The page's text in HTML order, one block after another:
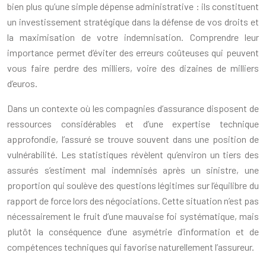
bien plus qu’une simple dépense administrative : ils constituent
un investissement stratégique dans la défense de vos droits et
la maximisation de votre indemnisation. Comprendre leur
importance permet d’éviter des erreurs coûteuses qui peuvent
vous faire perdre des milliers, voire des dizaines de milliers
d’euros.
Dans un contexte où les compagnies d’assurance disposent de
ressources considérables et d’une expertise technique
approfondie, l’assuré se trouve souvent dans une position de
vulnérabilité. Les statistiques révèlent qu’environ un tiers des
assurés s’estiment mal indemnisés après un sinistre, une
proportion qui soulève des questions légitimes sur l’équilibre du
rapport de force lors des négociations. Cette situation n’est pas
nécessairement le fruit d’une mauvaise foi systématique, mais
plutôt la conséquence d’une asymétrie d’information et de
compétences techniques qui favorise naturellement l’assureur.